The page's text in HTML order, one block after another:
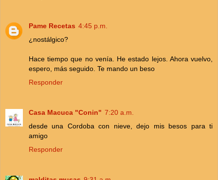
Pame Recetas 4:45 p.m.
¿nostálgico?
Hace tiempo que no venía. He estado lejos. Ahora vuelvo,
espero, más seguido. Te mando un beso
Responder
Casa Macuca "Conin" 7:20 a.m.
desde una Cordoba con nieve, dejo mis besos para ti
amigo
Responder